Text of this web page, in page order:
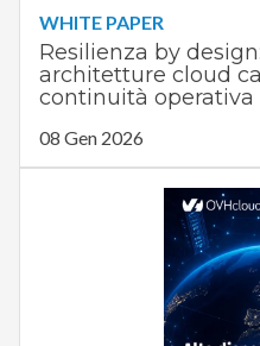
WHITE PAPER
Resilienza by
architetture cloud
continuità operativa
08 Gen 2026